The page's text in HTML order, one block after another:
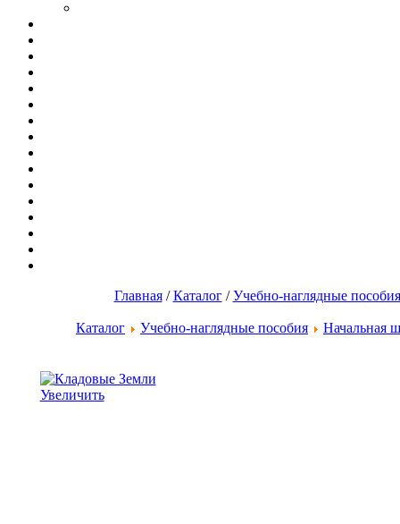
Главная/Каталог/Учебно-наглядные пособия
Каталог Учебно-наглядные пособия Начальная
Увеличить